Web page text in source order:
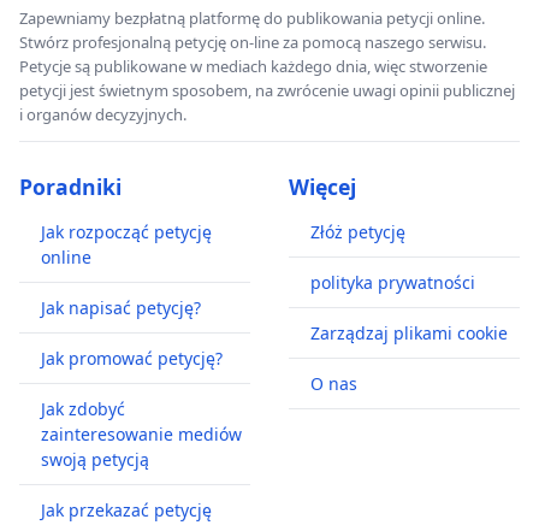
Zapewniamy bezpłatną platformę do publikowania petycji online.
Stwórz profesjonalną petycję on-line za pomocą naszego serwisu.
Petycje są publikowane w mediach każdego dnia, więc stworzenie
petycji jest świetnym sposobem, na zwrócenie uwagi opinii publicznej
i organów decyzyjnych.
Poradniki
Jak rozpocząć petycję
online
Jak napisać petycję?
Jak promować petycję?
Jak zdobyć
zainteresowanie mediów
swoją petycją
Jak przekazać petycję
Więcej
Złóż petycję
polityka prywatności
Zarządzaj plikami cookie
O nas